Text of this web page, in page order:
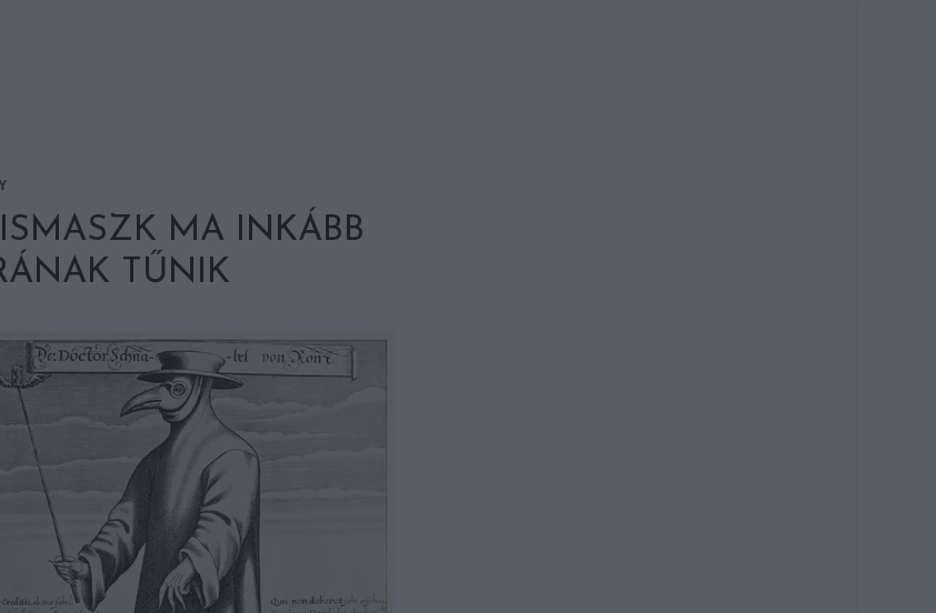
MA INKÁBB
TŰNIK